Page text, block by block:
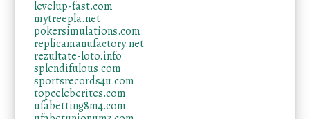
levelup-fast.com
mytreepla.net
pokersimulations.com
replicamanufactory.net
rezultate-loto.info
splendifulous.com
sportsrecords4u.com
topceleberites.com
ufabetting8m4.com